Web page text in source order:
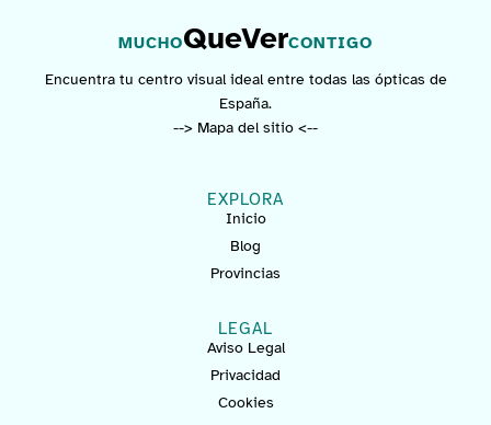
MUCHOQueVerCONTIGO
Encuentra tu centro visual ideal entre todas las ópticas de
España.
--> Mapa del sitio <--
EXPLORA
Inicio
Blog
Provincias
LEGAL
Aviso Legal
Privacidad
Cookies